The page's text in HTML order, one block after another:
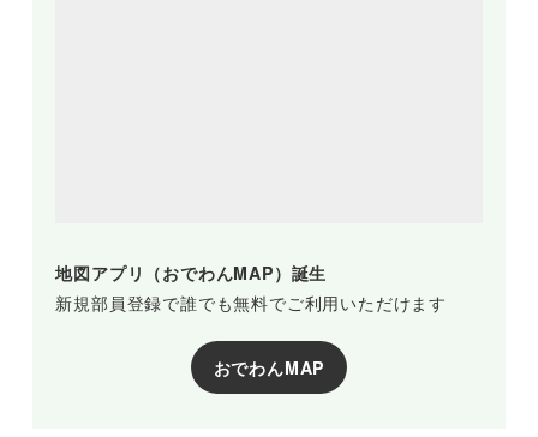
地図アプリ（おでわんMAP）誕生
新規部員登録で誰でも無料でご利用いただけます
おでわんMAP